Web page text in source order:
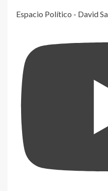
Espacio Político - David